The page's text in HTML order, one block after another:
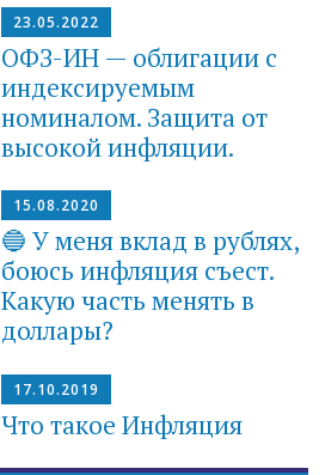
23.05.2022
ОФЗ-ИН — облигации с
индексируемым
номиналом. Защита от
высокой инфляции.
15.08.2020
🔵 У меня вклад в рублях,
боюсь инфляция съест.
Какую часть менять в
доллары?
17.10.2019
Что такое Инфляция